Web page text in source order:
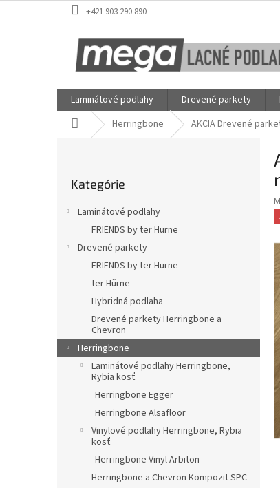
na
+421 903 290 890
Laminátové podlahy Drevené parkety
DomovHerringbone AKCIA Drevené
kategórie
Kategórie
Laminátové podlahy
FRIENDS by ter Hürne
Drevené parkety
FRIENDS by ter Hürne
ter Hürne
Hybridná podlaha
Drevené parkety Herringbone a
Chevron
Herringbone
Laminátové podlahy Herringbone,
Rybia kosť
Herringbone Egger
Herringbone Alsafloor
Vinylové podlahy Herringbone, Rybia
kosť
Herringbone Vinyl Arbiton
Herringbone a Chevron Kompozit SPC